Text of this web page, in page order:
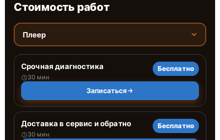
Стоимость работ
Плеер
Срочная диагностика
30 мин
Бесплатно
Записаться
Доставка в сервис и обратно
30 мин
Бесплатно